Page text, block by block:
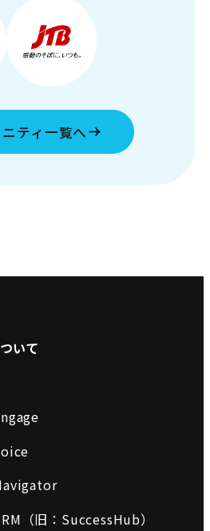
ティ一覧へ
いて
（旧：SuccessHub）